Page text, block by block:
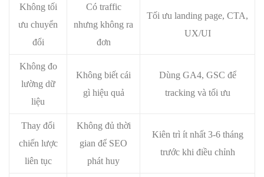
Không tối
ưu chuyển
đổi
Có traffic
nhưng không ra
đơn
Tối ưu landing page, CTA,
UX/UI
Không đo
lường dữ
liệu
Không biết cái
gì hiệu quả
Dùng GA4, GSC để
tracking và tối ưu
Thay đổi
chiến lược
liên tục
Không đủ thời
gian để SEO
phát huy
Kiên trì ít nhất 3-6 tháng
trước khi điều chỉnh